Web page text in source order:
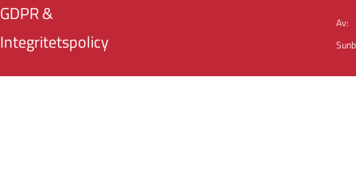
GDPR &
Integritetspolicy
Av: